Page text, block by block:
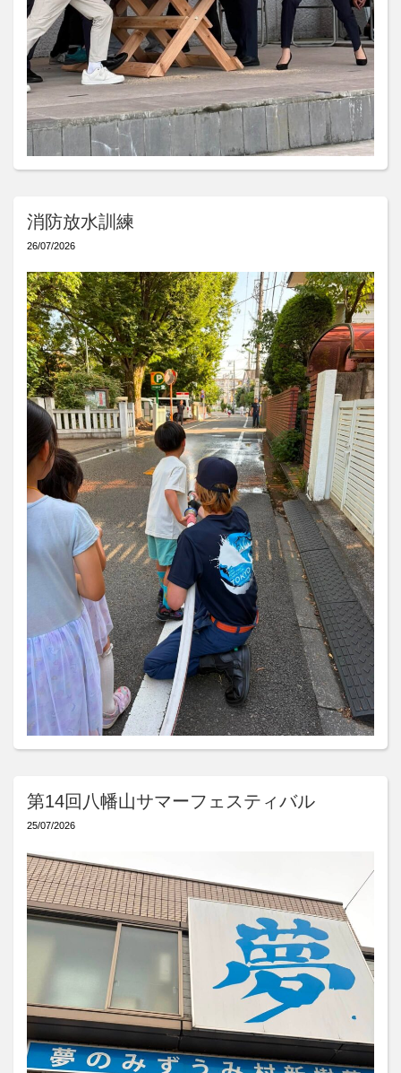
消防放水訓練
26/07/2026
第14回八幡山サマーフェスティバル
25/07/2026